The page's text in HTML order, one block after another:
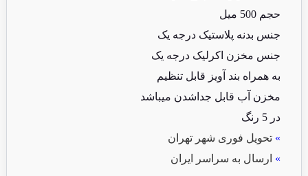
حجم 500 میل
جنس بدنه پلاستیک درجه یک
جنس مخزن اکرلیک درجه یک
به همراه بند آویز قابل تنظیم
مخزن آب قابل جداشدن میباشد
در 5 رنگ
» تحویل فوری شهر تهران
» ارسال به سراسر ایران